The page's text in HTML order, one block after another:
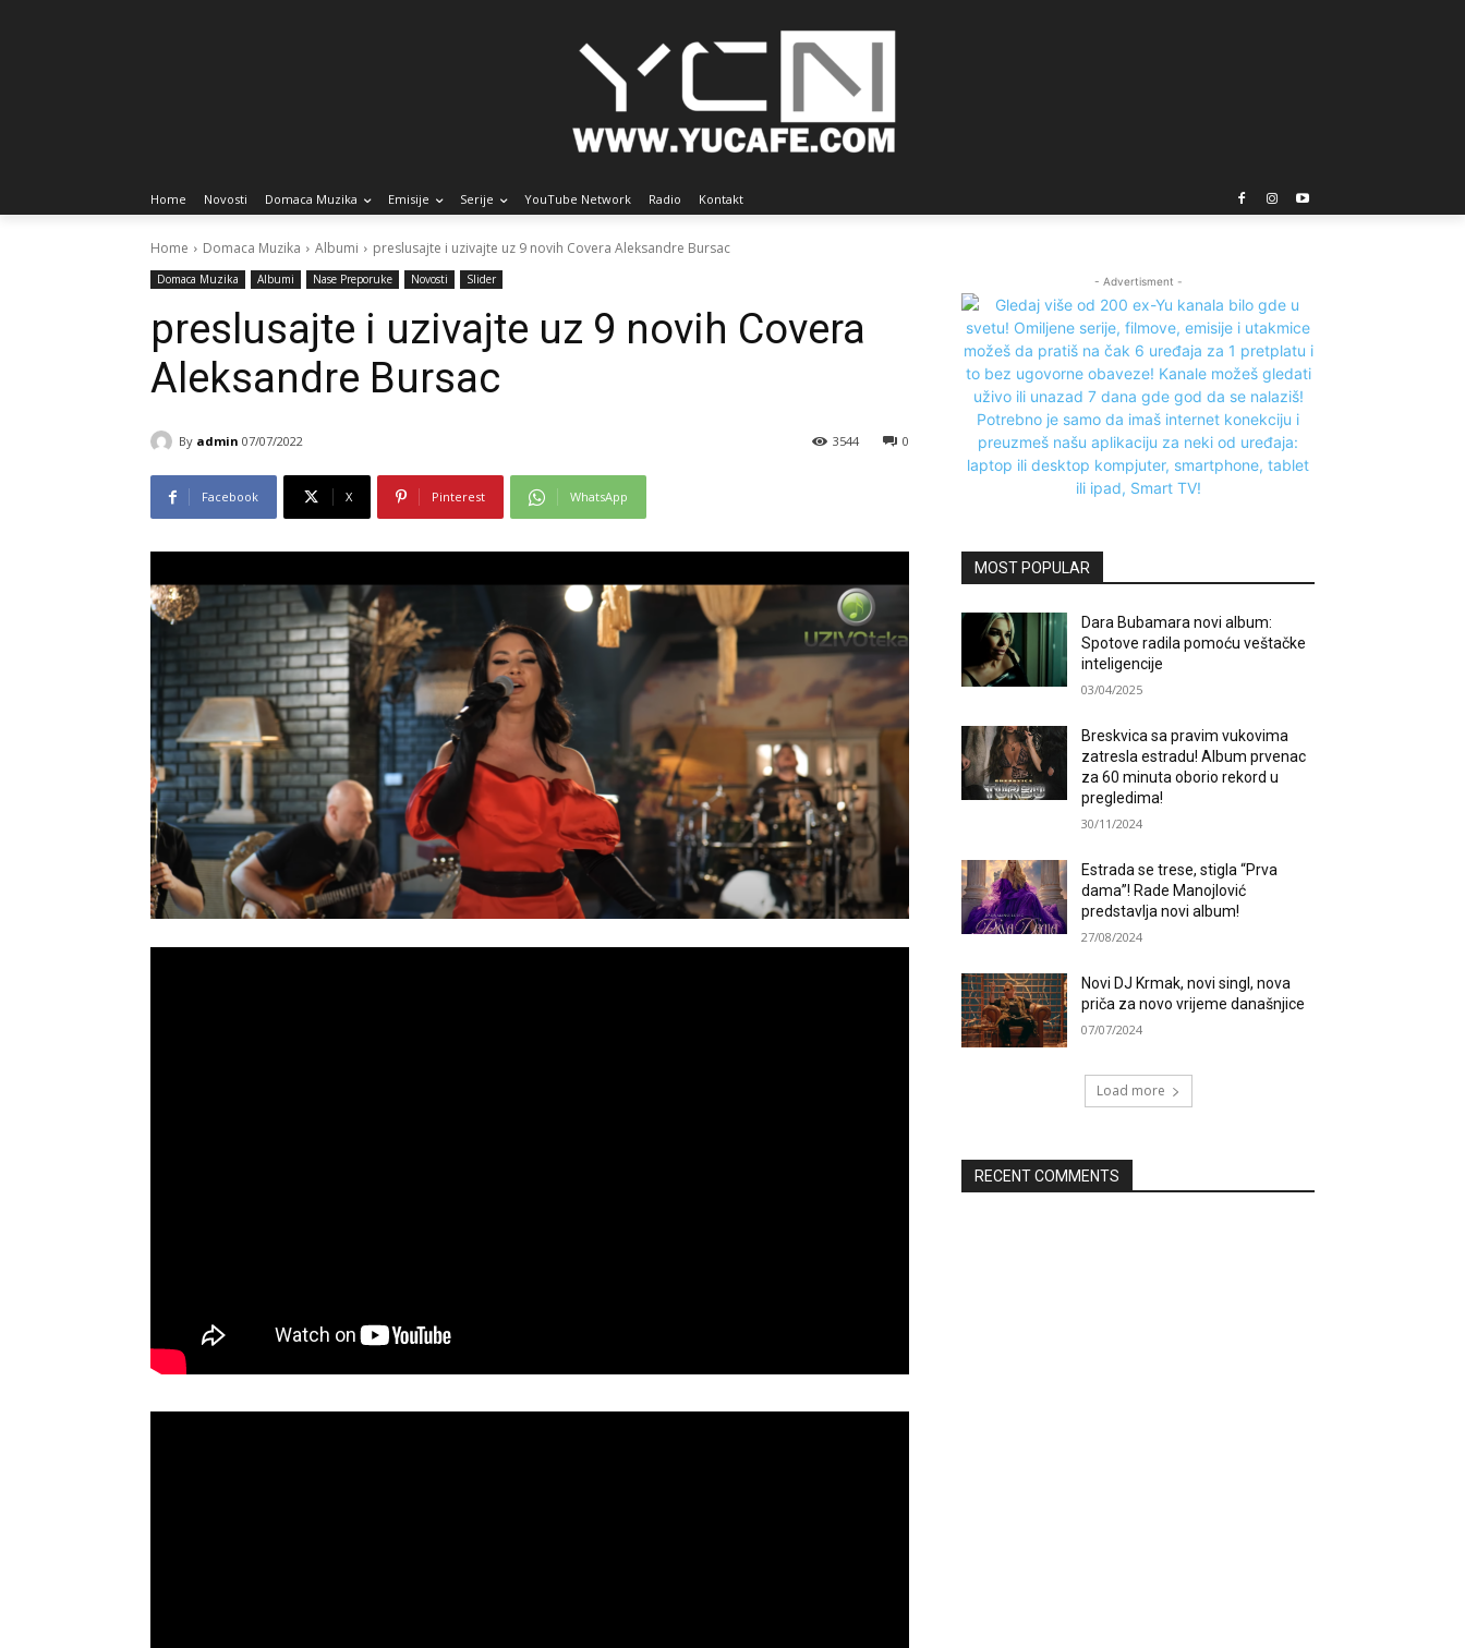
Home Novosti Domaca Muzika Emisije Serije YouTube Network Radio Kontakt
Home Domaca Muzika Albumi preslusajte i uzivajte uz 9 novih Covera Aleksandre Bursac
Domaca Muzika Albumi Nase Preporuke Novosti Slider
preslusajte i uzivajte uz 9 novih Covera
Aleksandre Bursac
By admin 07/07/2022 0
3544
Facebook X Pinterest WhatsApp
- Advertisment -
MOST POPULAR
Dara Bubamara novi album:
Spotove radila pomoću veštačke
inteligencije
03/04/2025
Breskvica sa pravim vukovima
zatresla estradu! Album prvenac
za 60 minuta oborio rekord u
pregledima!
30/11/2024
Estrada se trese, stigla “Prva
dama”! Rade Manojlović
predstavlja novi album!
27/08/2024
Novi DJ Krmak, novi singl, nova
priča za novo vrijeme današnjice
07/07/2024
Load more
RECENT COMMENTS